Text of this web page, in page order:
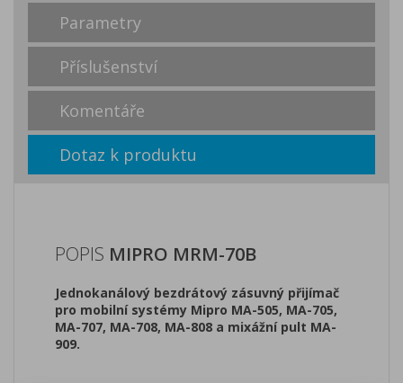
Parametry
Příslušenství
Komentáře
Dotaz k produktu
POPIS MIPRO MRM-70B
Jednokanálový bezdrátový zásuvný přijímač
pro mobilní systémy Mipro MA-505, MA-705,
MA-707, MA-708, MA-808 a mixážní pult MA-
909.